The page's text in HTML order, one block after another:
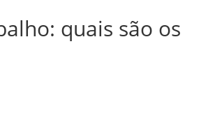
quais são os